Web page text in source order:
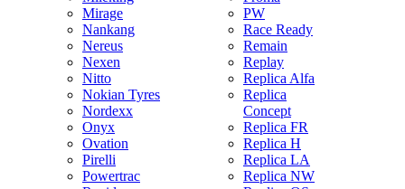
Mirage
Nankang
Nereus
Nexen
Nitto
Nokian Tyres
Nordexx
Onyx
Ovation
Pirelli
Powertrac
PW
Race Ready
Remain
Replay
Replica Alfa
Replica
Concept
Replica FR
Replica H
Replica LA
Replica NW